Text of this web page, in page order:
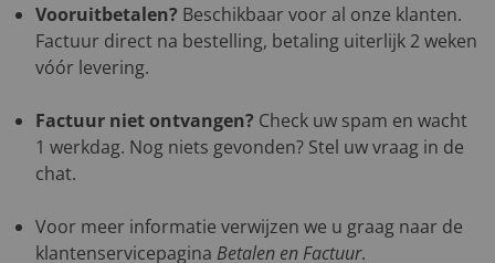
Vooruitbetalen? Beschikbaar voor al onze klanten.
Factuur direct na bestelling, betaling uiterlijk 2 weken
vóór levering.
Factuur niet ontvangen? Check uw spam en wacht
1 werkdag. Nog niets gevonden? Stel uw vraag in de
chat.
Voor meer informatie verwijzen we u graag naar de
klantenservicepagina Betalen en Factuur.